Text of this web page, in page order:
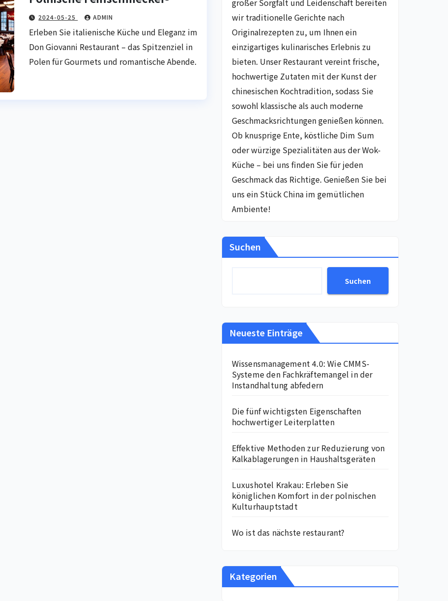
Erlebnis
2024-05-25 ADMIN
Erleben Sie italienische Küche und Eleganz im
Don Giovanni Restaurant – das Spitzenziel in
Polen für Gourmets und romantische Abende.
großer Sorgfalt und Leidenschaft bereiten
wir traditionelle Gerichte nach
Originalrezepten zu, um Ihnen ein
einzigartiges kulinarisches Erlebnis zu
bieten. Unser Restaurant vereint frische,
hochwertige Zutaten mit der Kunst der
chinesischen Kochtradition, sodass Sie
sowohl klassische als auch moderne
Geschmacksrichtungen genießen können.
Ob knusprige Ente, köstliche Dim Sum
oder würzige Spezialitäten aus der Wok-
Küche – bei uns finden Sie für jeden
Geschmack das Richtige. Genießen Sie bei
uns ein Stück China im gemütlichen
Ambiente!
Suchen
Suchen
Neueste Einträge
Wissensmanagement 4.0: Wie CMMS-
Systeme den Fachkräftemangel in der
Instandhaltung abfedern
Die fünf wichtigsten Eigenschaften
hochwertiger Leiterplatten
Effektive Methoden zur Reduzierung von
Kalkablagerungen in Haushaltsgeräten
Luxushotel Krakau: Erleben Sie
königlichen Komfort in der polnischen
Kulturhauptstadt
Wo ist das nächste restaurant?
Kategorien